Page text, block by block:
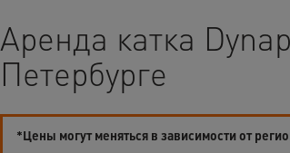
Аренда катка
Петербурге
*Цены могут меняться в зависимости от